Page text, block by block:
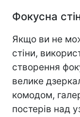
Фокусна
Якщо ви не
стіни,
створення
велике
комодом,
постерів над